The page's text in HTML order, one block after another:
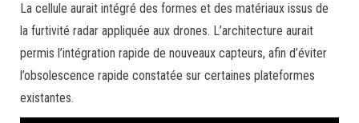
La cellule aurait intégré des formes et des matériaux issus de
la furtivité radar appliquée aux drones. L’architecture aurait
permis l’intégration rapide de nouveaux capteurs, afin d’éviter
l’obsolescence rapide constatée sur certaines plateformes
existantes.